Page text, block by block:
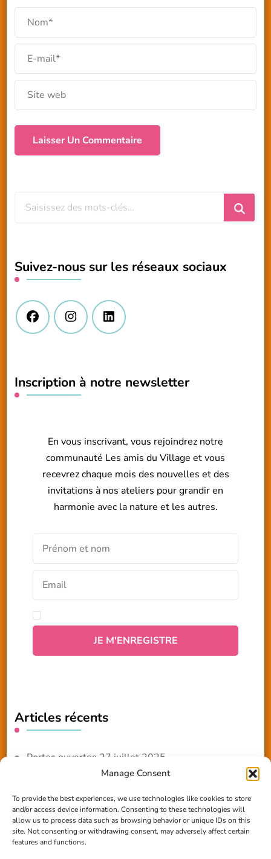
Manage Consent
To provide the best experiences, we use technologies like cookies to store
and/or access device information. Consenting to these technologies will
allow us to process data such as browsing behavior or unique IDs on this
site. Not consenting or withdrawing consent, may adversely affect certain
features and functions.
?
Suivez-nous sur les réseaux sociaux
Inscription à notre newsletter
En vous inscrivant, vous rejoindrez notre
communauté Les amis du Village et vous
recevrez chaque mois des nouvelles et des
invitations à nos ateliers pour grandir en
harmonie avec la nature et les autres.
Articles récents
Portes ouvertes 27 juillet 2025
Reportage TV Com
Construction en terre-paille